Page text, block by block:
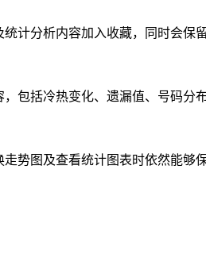
计分析内容加入收藏，同时会保
包括冷热变化、遗漏值、号码分
势图及查看统计图表时依然能